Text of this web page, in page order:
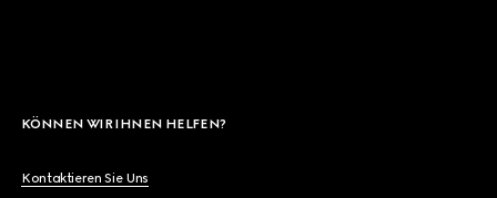
KÖNNEN WIR IHNEN HELFEN?
Kontaktieren Sie Uns